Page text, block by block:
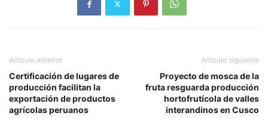
Artículo anterior
Certificación de lugares de
producción facilitan la
exportación de productos
agrícolas peruanos
Artículo siguiente
Proyecto de mosca de la
fruta resguarda producción
hortofrutícola de valles
interandinos en Cusco